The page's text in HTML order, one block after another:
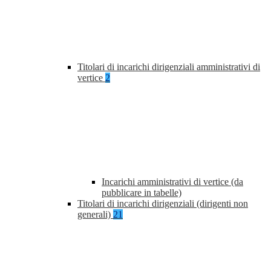
Titolari di incarichi dirigenziali amministrativi di
vertice 2
Incarichi amministrativi di vertice (da
pubblicare in tabelle)
Titolari di incarichi dirigenziali (dirigenti non
generali) 21